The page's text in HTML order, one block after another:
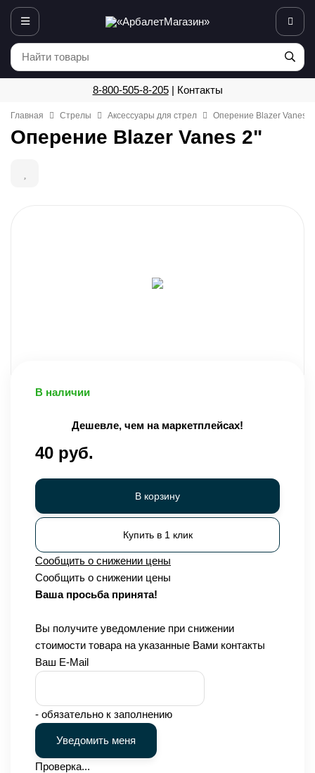
8-800-505-8-205| Контакты
Главная Стрелы Аксессуары для стрел Оперение Blazer Vanes
Оперение Blazer Vanes 2"
В наличии
Дешевле, чем на маркетплейсах!
40 руб.
В корзину
Купить в 1 клик
Сообщить о снижении цены
Сообщить о снижении цены
Ваша просьба принята!
Вы получите уведомление при снижении
стоимости товара на указанные Вами контакты
Ваш E-Mail
- обязательно к заполнению
Проверка...